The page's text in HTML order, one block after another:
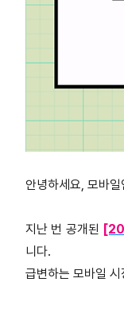
안녕하세요, 모바
지난 번 공개된
니다.
급변하는 모바일